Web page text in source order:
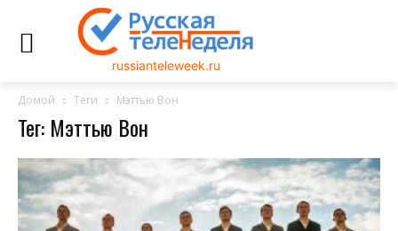
russianteleweek.ru
Домой Теги Мэттью Вон
Тег: Мэттью Вон